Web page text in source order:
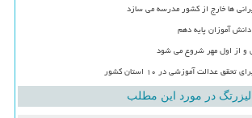
ها خارج از کشور مدرسه می سازد
آموزان پایه دهم
از اول مهر شروع می شود
عدالت آموزشی در ۱۰ استان کشور
لیزرتگ در مورد این مطلب